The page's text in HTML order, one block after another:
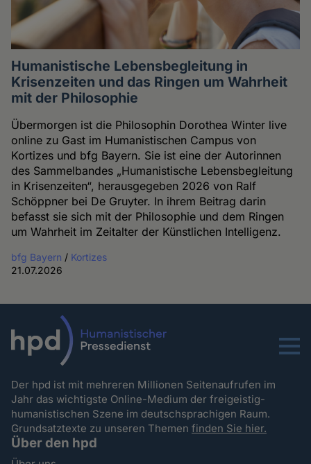
Humanistische Lebensbegleitung in
Krisenzeiten und das Ringen um Wahrheit
mit der Philosophie
Übermorgen ist die Philosophin Dorothea Winter live
online zu Gast im Humanistischen Campus von
Kortizes und bfg Bayern. Sie ist eine der Autorinnen
des Sammelbandes „Humanistische Lebensbegleitung
in Krisenzeiten“, herausgegeben 2026 von Ralf
Schöppner bei De Gruyter. In ihrem Beitrag darin
befasst sie sich mit der Philosophie und dem Ringen
um Wahrheit im Zeitalter der Künstlichen Intelligenz.
bfg Bayern / Kortizes
21.07.2026
Menu
Der hpd ist mit mehreren Millionen Seitenaufrufen im
Jahr das wichtigste Online-Medium der freigeistig-
humanistischen Szene im deutschsprachigen Raum.
Grundsatztexte zu unseren Themenfinden Sie hier.
Über den hpd